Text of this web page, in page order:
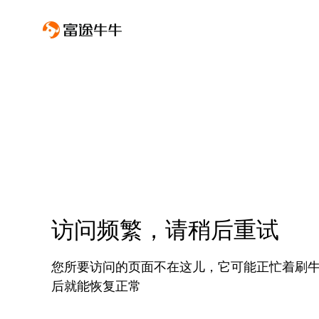
访问频繁，请稍后重试
您所要访问的页面不在这儿，它可能正忙着刷
后就能恢复正常